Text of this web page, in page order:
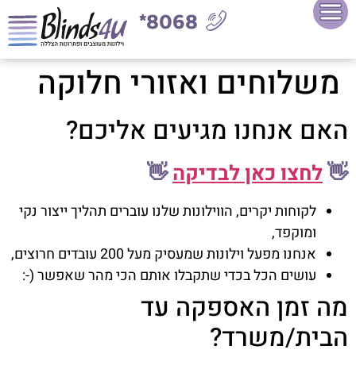
8068*
משלוחים ואזורי חלוקה
האם אנחנו מגיעים אליכם?
👋לחצו כאן לבדיקה👋
לקוחות יקרים, הווילונות שלנו עוברים תהליך ייצור נקי
ומוקפד,
אנחנו מפעל וילונות שמעסיק מעל 200 עובדים חרוצים,
עושים הכל בכדי שתקבלו אותם הכי מהר שאפשר (-:
מה זמן האספקה עד
הבית/משרד?